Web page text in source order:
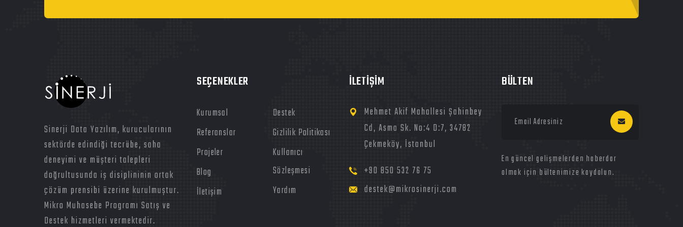
Sinerji Data Yazılım, kurucularının
sektörde edindiği tecrübe, saha
deneyimi ve müşteri talepleri
doğrultusunda iş disiplininin ortak
çözüm prensibi üzerine kurulmuştur.
Mikro Muhasebe Programı Satış ve
Destek hizmetleri vermektedir.
SEÇENEKLER
Kurumsal
Referanslar
Projeler
Blog
İletişim
Destek
Gizlilik Politikası
Kullanıcı
Sözleşmesi
Yardım
İLETİŞİM
Mehmet Akif Mahallesi Şahinbey
Cd, Asma Sk. No:4 D:7, 34782
Çekmeköy, İstanbul
+90 850 532 76 75
destek@mikrosinerji.com
BÜLTEN
En güncel gelişmelerden haberdar
olmak için bültenimize kaydolun.